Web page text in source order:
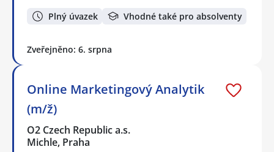
Plný úvazek Vhodné také pro absolventy
Zveřejněno: 6. srpna
Online Marketingový Analytik
(m/ž)
O2 Czech Republic a.s.
Michle, Praha